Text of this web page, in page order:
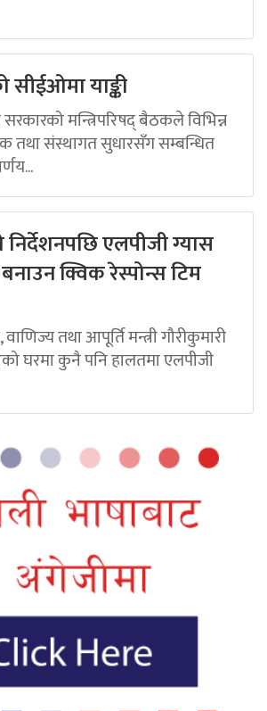
सीईओमा याङ्की
मन्त्रिपरिषद् बैठकले विभिन्न
तथा संस्थागत सुधारसँग सम्बन्धित
निर्देशनपछि एलपीजी ग्यास
क्विक रेस्पोन्स टिम
तथा आपूर्ति मन्त्री गौरीकुमारी
घरमा कुनै पनि हालतमा एलपीजी